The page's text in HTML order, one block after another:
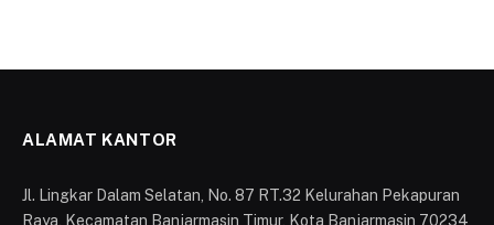
ALAMAT KANTOR
Jl. Lingkar Dalam Selatan, No. 87 RT.32 Kelurahan Pekapuran
Raya, Kecamatan Banjarmasin Timur, Kota Banjarmasin 70234